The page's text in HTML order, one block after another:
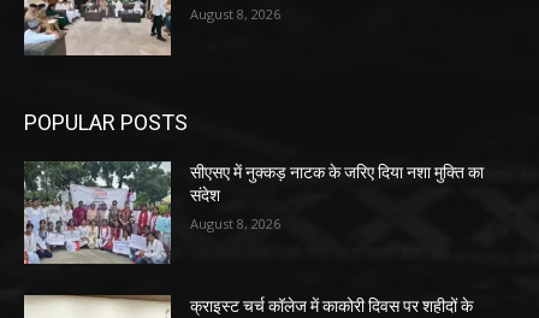
August 8, 2026
POPULAR POSTS
सीएसए में नुक्कड़ नाटक के जरिए दिया नशा मुक्ति का
संदेश
August 8, 2026
क्राइस्ट चर्च कॉलेज में काकोरी दिवस पर शहीदों के